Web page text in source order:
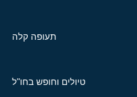
תעופה קלה
טיולים וחופש בחו"ל